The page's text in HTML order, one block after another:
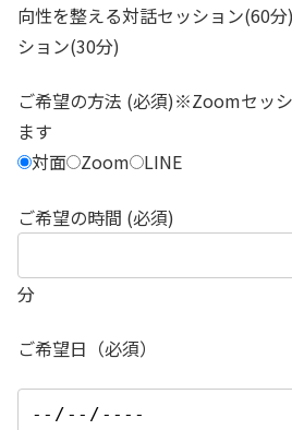
向性を整える対話セッション(60分)
ション(30分)
ご希望の方法 (必須)※Zoomセッ
ます
対面 Zoom LINE
ご希望の時間 (必須)
分
ご希望日（必須）